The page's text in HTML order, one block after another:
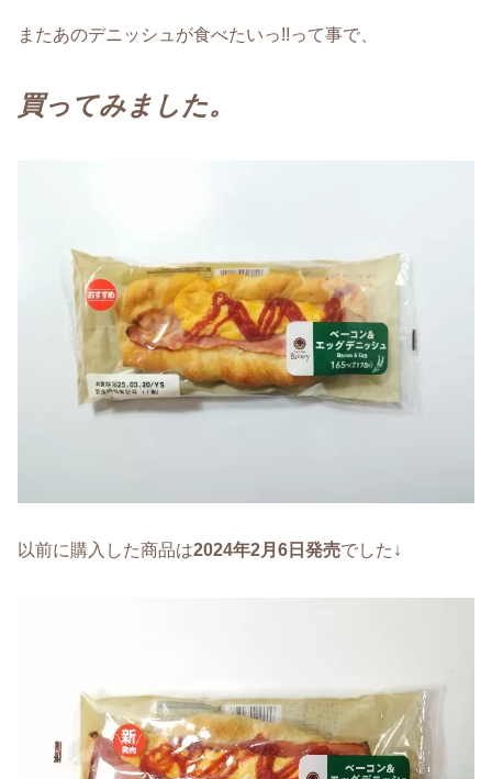
またあのデニッシュが食べたいっ!!って事で、
買ってみました。
以前に購入した商品は2024年2月6日発売でした↓